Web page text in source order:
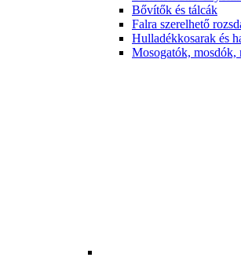
Bővítők és tálcák
Falra szerelhető
Hulladékkosarak és
Mosogatók, mosdók,